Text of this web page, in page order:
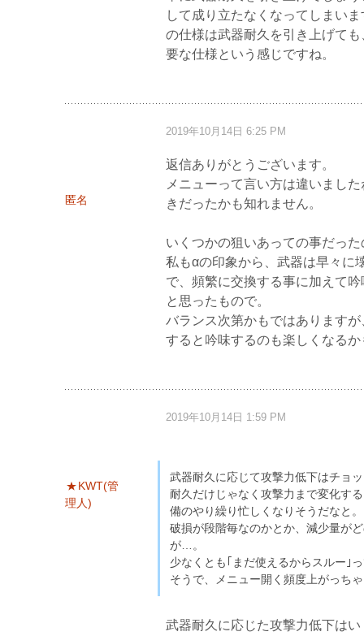
して成り立たなくなってしまい
の仕様は武器耐久を引き上げて
要な仕様という感じですね。
匿名
2019年10月14日 6:25 PM
返信ありがとうございます。
メニューって言い方は違いまし
きだったかも知れません。
いくつかの狙いあっての事だっ
私もαの印象から、武器は早々に
で、頻繁に交換する事に加えて
と思ったもので。
バランス次第かもではあります
すると吟味するのも楽しくなる
KWT(管
理人)
2019年10月14日 1:59 PM
武器耐久に応じて攻撃力低下はチョ
耐久だけじゃなく攻撃力まで変化す
備のやり繰り忙しくなりそうだなと。
破損が段階毎なのかとか、減少量が
が…。
少なくとも｢まだ使えるからスルー｣
そうで、メニュー開く頻度上がっち
武器耐久に応じた攻撃力低下は